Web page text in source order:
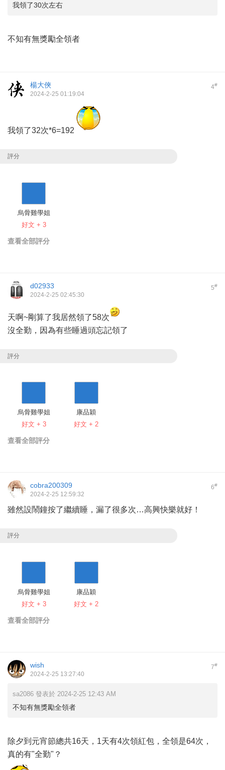
我領了30次左右
不知有無獎勵全領者
4#
楊大俠
2024-2-25 01:19:04
我領了32次*6=192
評分
烏骨雞學姐
好文 + 3
查看全部評分
5#
d02933
2024-2-25 02:45:30
天啊~剛算了我居然領了58次
沒全勤，因為有些睡過頭忘記領了
評分
烏骨雞學姐
好文 + 3
康品穎
好文 + 2
查看全部評分
6#
cobra200309
2024-2-25 12:59:32
雖然設鬧鐘按了繼續睡，漏了很多次…高興快樂就好！
評分
烏骨雞學姐
好文 + 3
康品穎
好文 + 2
查看全部評分
7#
wish
2024-2-25 13:27:40
sa2086 發表於 2024-2-25 12:43 AM
不知有無獎勵全領者
除夕到元宵節總共16天，1天有4次領紅包，全領是64次，
真的有"全勤"？